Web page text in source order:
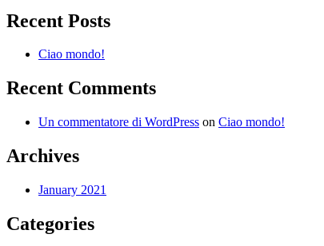
Recent Posts
Ciao mondo!
Recent Comments
Un commentatore di WordPress on Ciao mondo!
Archives
January 2021
Categories